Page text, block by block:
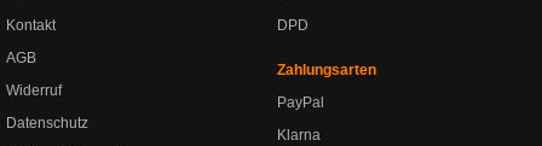
Kontakt
AGB
Widerruf
Datenschutz
DPD
Zahlungsarten
PayPal
Klarna